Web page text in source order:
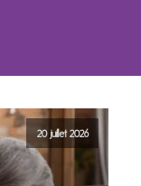
20 juillet 2026